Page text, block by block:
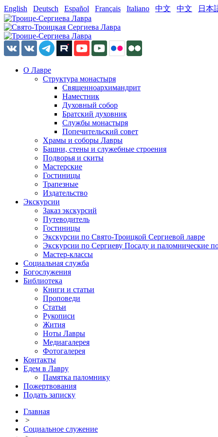
English Deutsch Español Français Italiano 中文 中文 日本
О Лавре
Структура монастыря
Священноархимандрит
Наместник
Духовный собор
Братский духовник
Службы монастыря
Попечительский совет
Храмы и соборы Лавры
Башни, стены и служебные строения
Подворья и скиты
Мастерские
Гостиницы
Трапезные
Издательство
Экскурсии
Заказ экскурсий
Путеводитель
Гостиницы
Экскурсии по Свято-Троицкой Сергиевой лавре
Экскурсии по Сергиеву Посаду и паломнические
Мастер-классы
Социальная служба
Богослужения
Библиотека
Книги и статьи
Проповеди
Статьи
Рукописи
Жития
Ноты Лавры
Медиагалерея
Фотогалерея
Контакты
Едем в Лавру
Памятка паломнику
Пожертвования
Подать записку
Главная
>
Социальное служение